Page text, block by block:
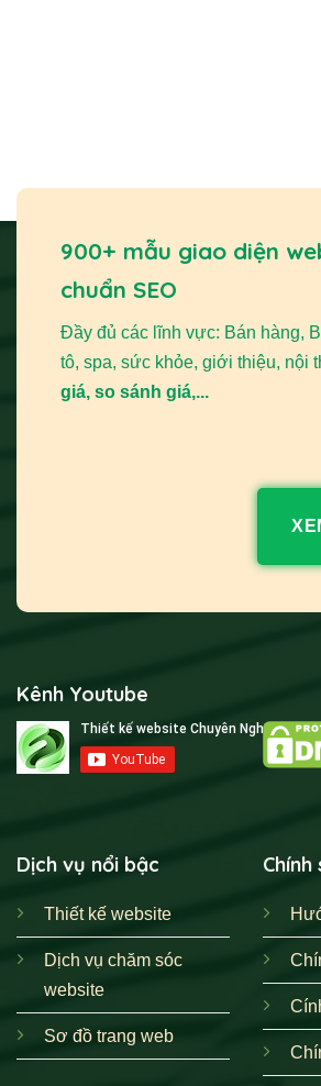
900+ mẫu giao diện
chuẩn SEO
Đầy đủ các lĩnh vực: Bán hàng,
tô, spa, sức khỏe, giới thiệu, nội
giá, so sánh giá,...
Kênh Youtube
Dịch vụ nổi bậc
Thiết kế website
Dịch vụ chăm sóc
website
Sơ đồ trang web
Chính